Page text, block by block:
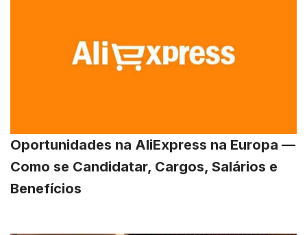
Oportunidades na AliExpress na Europa —
Como se Candidatar, Cargos, Salários e
Benefícios